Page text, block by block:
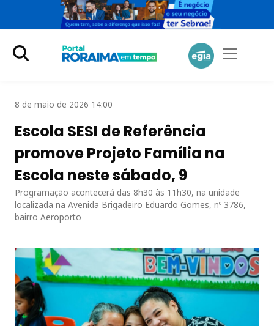
8 de maio de 2026 14:00
Escola SESI de Referência
promove Projeto Família na
Escola neste sábado, 9
Programação acontecerá das 8h30 às 11h30, na unidade
localizada na Avenida Brigadeiro Eduardo Gomes, nº 3786,
bairro Aeroporto